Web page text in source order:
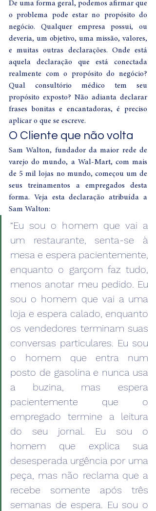
De uma forma geral, podemos afirmar que
o problema pode estar no propósito do
negócio. Qualquer empresa possui, ou
deveria, um objetivo, uma missão, valores,
e muitas outras declarações. Onde está
aquela declaração que está conectada
realmente com o propósito do negócio?
Qual consultório médico tem seu
propósito exposto? Não adianta declarar
frases bonitas e encantadoras, é preciso
aplicar o que se escreve.
O Cliente que não volta
Sam Walton, fundador da maior rede de
varejo do mundo, a Wal-Mart, com mais
de 5 mil lojas no mundo, começou um de
seus treinamentos a empregados desta
forma. Veja esta declaração atribuída a
Sam Walton:
“Eu sou o homem que vai a
um restaurante, senta-se à
mesa e espera pacientemente,
enquanto o garçom faz tudo,
menos anotar meu pedido. Eu
sou o homem que vai a uma
loja e espera calado, enquanto
os vendedores terminam suas
conversas particulares. Eu sou
o homem que entra num
posto de gasolina e nunca usa
a buzina, mas espera
pacientemente que o
empregado termine a leitura
do seu jornal. Eu sou o
homem que explica sua
desesperada urgência por uma
peça, mas não reclama que a
recebe somente após três
semanas de espera. Eu sou o